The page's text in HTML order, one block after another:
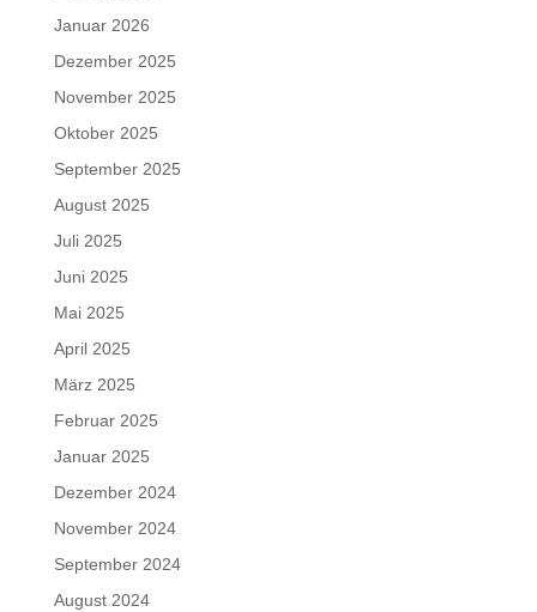
Januar 2026
Dezember 2025
November 2025
Oktober 2025
September 2025
August 2025
Juli 2025
Juni 2025
Mai 2025
April 2025
März 2025
Februar 2025
Januar 2025
Dezember 2024
November 2024
September 2024
August 2024